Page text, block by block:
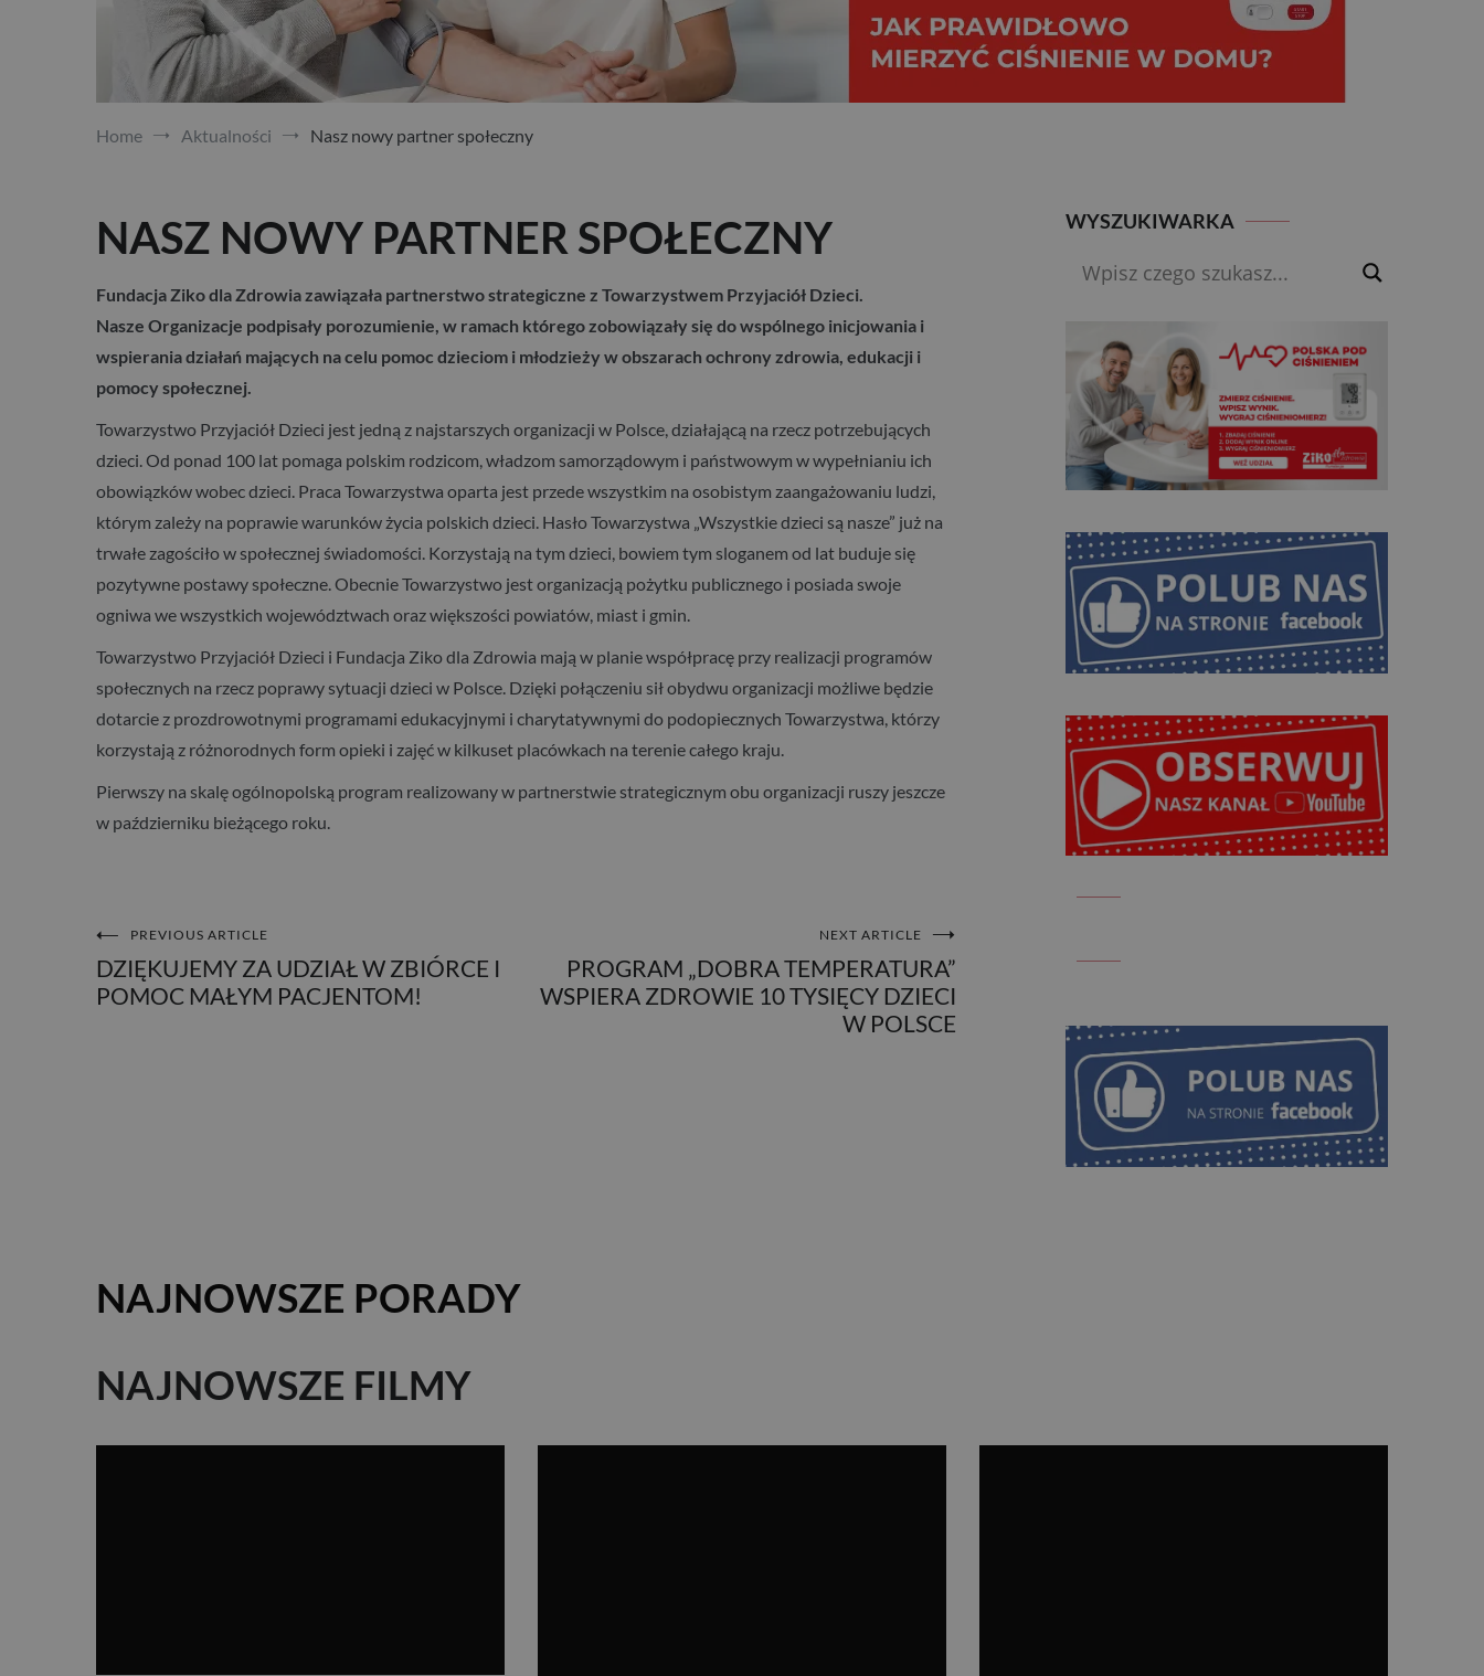
Home Aktualności Nasz nowy partner społeczny
NASZ NOWY PARTNER SPOŁECZNY
Fundacja Ziko dla Zdrowia zawiązała partnerstwo strategiczne z Towarzystwem Przyjaciół Dzieci.
Nasze Organizacje podpisały porozumienie, w ramach którego zobowiązały się do wspólnego inicjowania i
wspierania działań mających na celu pomoc dzieciom i młodzieży w obszarach ochrony zdrowia, edukacji i
pomocy społecznej.
Towarzystwo Przyjaciół Dzieci jest jedną z najstarszych organizacji w Polsce, działającą na rzecz potrzebujących
dzieci. Od ponad 100 lat pomaga polskim rodzicom, władzom samorządowym i państwowym w wypełnianiu ich
obowiązków wobec dzieci. Praca Towarzystwa oparta jest przede wszystkim na osobistym zaangażowaniu ludzi,
którym zależy na poprawie warunków życia polskich dzieci. Hasło Towarzystwa „Wszystkie dzieci są nasze” już na
trwałe zagościło w społecznej świadomości. Korzystają na tym dzieci, bowiem tym sloganem od lat buduje się
pozytywne postawy społeczne. Obecnie Towarzystwo jest organizacją pożytku publicznego i posiada swoje
ogniwa we wszystkich województwach oraz większości powiatów, miast i gmin.
Towarzystwo Przyjaciół Dzieci i Fundacja Ziko dla Zdrowia mają w planie współpracę przy realizacji programów
społecznych na rzecz poprawy sytuacji dzieci w Polsce. Dzięki połączeniu sił obydwu organizacji możliwe będzie
dotarcie z prozdrowotnymi programami edukacyjnymi i charytatywnymi do podopiecznych Towarzystwa, którzy
korzystają z różnorodnych form opieki i zajęć w kilkuset placówkach na terenie całego kraju.
Pierwszy na skalę ogólnopolską program realizowany w partnerstwie strategicznym obu organizacji ruszy jeszcze
w październiku bieżącego roku.
NAWIGACJA
WPISU
PREVIOUS ARTICLE
DZIĘKUJEMY ZA UDZIAŁ W ZBIÓRCE I
POMOC MAŁYM PACJENTOM!
NEXT ARTICLE
PROGRAM „DOBRA TEMPERATURA”
WSPIERA ZDROWIE 10 TYSIĘCY DZIECI
W POLSCE
WYSZUKIWARKA
NAJNOWSZE PORADY
NAJNOWSZE FILMY